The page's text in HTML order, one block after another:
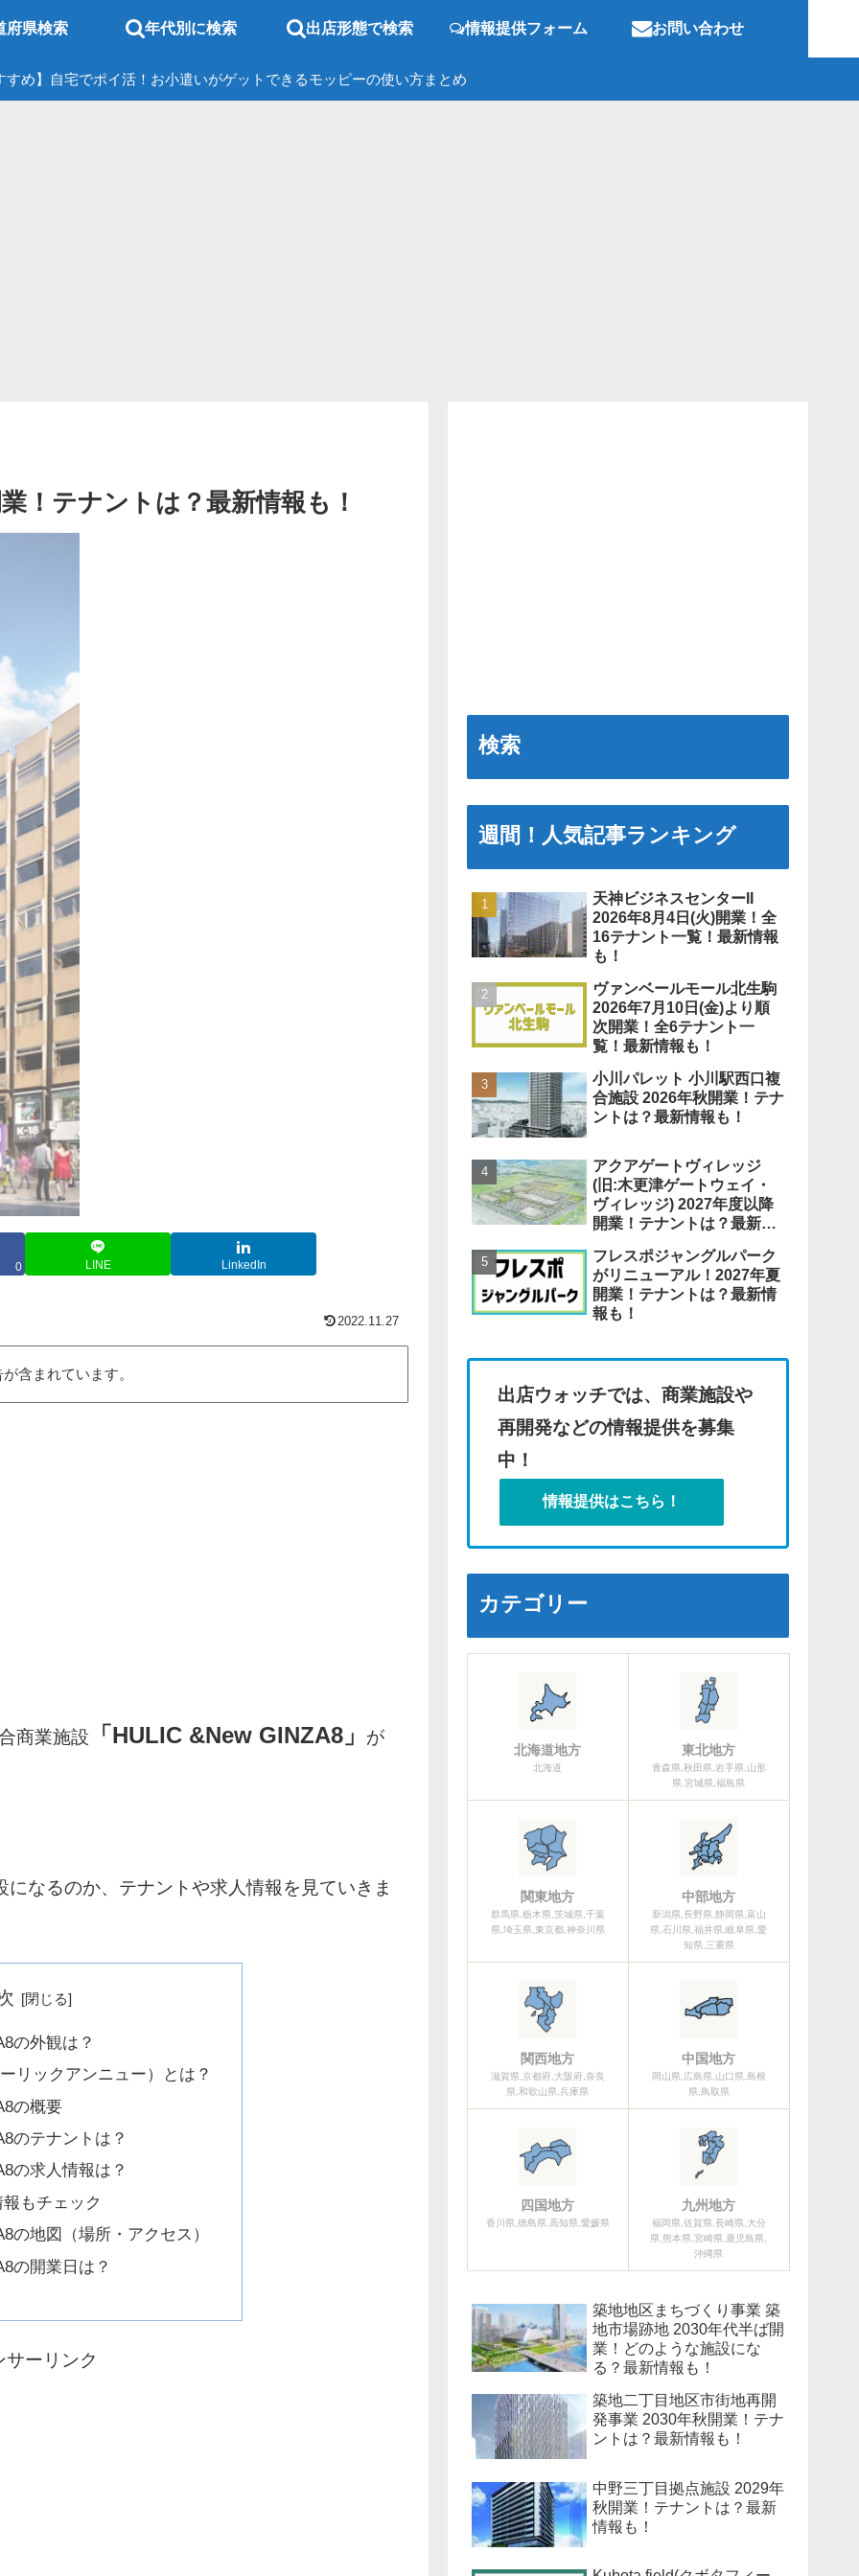
府県検索 年代別に検索 出店形態で検索 情報提供フォーム お問い合わせ
すめ】自宅でポイ活！お小遣いがゲットできるモッピーの使い方まとめ
！テナントは？最新情報も！
0 LINE LinkedIn
2022.11.27
含まれています。
商業施設 「HULIC &New GINZA8」
が
になるのか、テナントや求人情報を見ていきま
の外観は？
リックアンニュー）とは？
の概要
のテナントは？
の求人情報は？
もチェック
の地図（場所・アクセス）
の開業日は？
サーリンク
検索
週間！人気記事ランキング
天神ビジネスセンターII
2026年8月4日(火)開業！全
16テナント一覧！最新情報
も！
ヴァンベールモール北生駒
2026年7月10日(金)より順
次開業！全6テナント一
覧！最新情報も！
小川パレット 小川駅西口複
合施設 2026年秋開業！テナ
ントは？最新情報も！
アクアゲートヴィレッジ
(旧:木更津ゲートウェイ・
ヴィレッジ) 2027年度以降
開業！テナントは？最新情
フレスポジャングルパーク
がリニューアル！2027年夏
開業！テナントは？最新情
報も！
出店ウォッチでは、商業施設や
再開発などの情報提供を募集
中！
情報提供はこちら！
カテゴリー
北海道地方
北海道
東北地方
青森県,秋田県,岩手県,山形
県,宮城県,福島県
関東地方
群馬県,栃木県,茨城県,千葉
県,埼玉県,東京都,神奈川県
中部地方
新潟県,長野県,静岡県,富山
県,石川県,福井県,岐阜県,愛
知県,三重県
関西地方
滋賀県,京都府,大阪府,奈良
県,和歌山県,兵庫県
中国地方
岡山県,広島県,山口県,島根
県,鳥取県
四国地方
香川県,徳島県,高知県,愛媛県
九州地方
福岡県,佐賀県,長崎県,大分
県,熊本県,宮崎県,鹿児島県,
沖縄県
築地地区まちづくり事業 築
地市場跡地 2030年代半ば開
業！どのような施設にな
る？最新情報も！
築地二丁目地区市街地再開
発事業 2030年秋開業！テナ
ントは？最新情報も！
中野三丁目拠点施設 2029年
秋開業！テナントは？最新
情報も！